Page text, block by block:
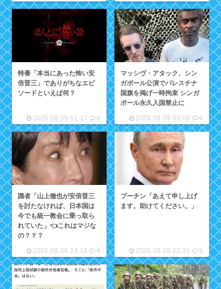
特番「本当にあった怖い安
倍晋三」でありがちなエピ
ソードといえば何？
2026.08.09 01:17 0
マッシヴ・アタック、シン
ガポール公演でパレスチナ
国旗を掲げ一時拘束 シンガ
ポール永久入国禁止に
2026.08.09 00:00 0
識者「山上徹也が安倍晋三
を討たなければ、日本国は
今でも統一教会に乗っ取ら
れていた」👈これはマジな
の？？？
2026.08.08 23:18 0
プーチン「あえて申し上げ
ます。助けてください。」
2026.08.08 22:31 0